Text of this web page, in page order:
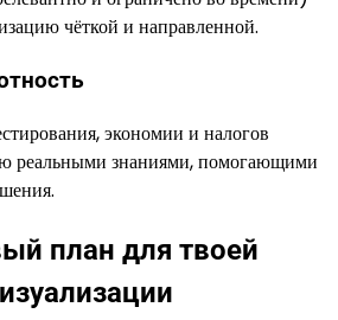
чёткой и направленной.
экономии и налогов
реальными знаниями, помогающими
план для твоей